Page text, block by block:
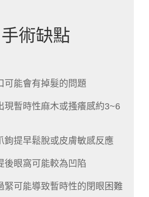
手術缺點
可能會有掉髮的問題
現暫時性麻木或搔癢感約3~6
鉤提早鬆脫或皮膚敏感反應
後眼窩可能較為凹陷
緊可能導致暫時性的閉眼困難